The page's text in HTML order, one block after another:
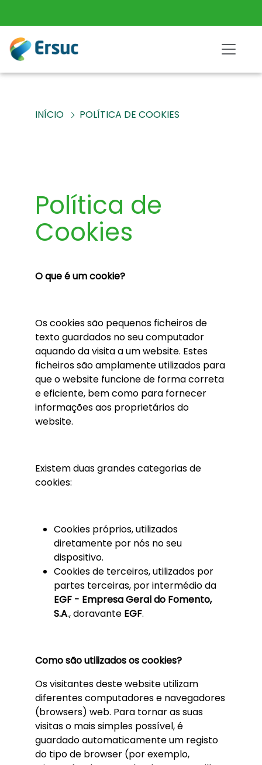
INÍCIO POLÍTICA DE COOKIES
Política de
Cookies
O que é um cookie?
Os cookies são pequenos ficheiros de
texto guardados no seu computador
aquando da visita a um website. Estes
ficheiros são amplamente utilizados para
que o website funcione de forma correta
e eficiente, bem como para fornecer
informações aos proprietários do
website.
Existem duas grandes categorias de
cookies:
Cookies próprios, utilizados
diretamente por nós no seu
dispositivo.
Cookies de terceiros, utilizados por
partes terceiras, por intermédio da
EGF - Empresa Geral do Fomento,
S.A., doravante EGF.
Como são utilizados os cookies?
Os visitantes deste website utilizam
diferentes computadores e navegadores
(browsers) web. Para tornar as suas
visitas o mais simples possível, é
guardado automaticamente um registo
do tipo de browser (por exemplo,